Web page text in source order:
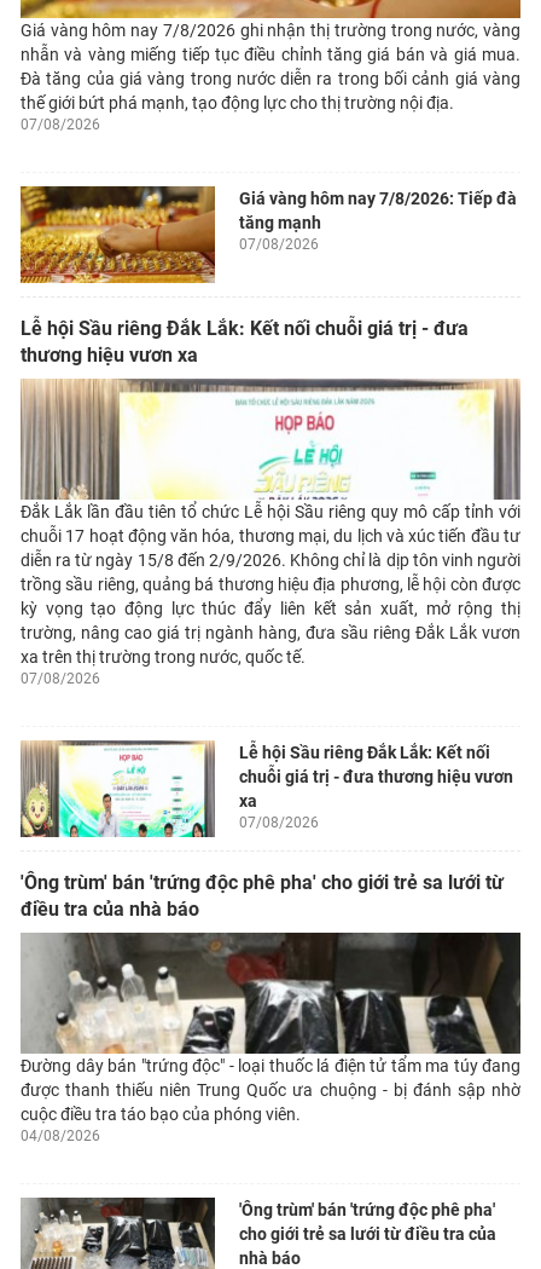
Giá vàng hôm nay 7/8/2026 ghi nhận thị trường trong nước, vàng
nhẫn và vàng miếng tiếp tục điều chỉnh tăng giá bán và giá mua.
Đà tăng của giá vàng trong nước diễn ra trong bối cảnh giá vàng
thế giới bứt phá mạnh, tạo động lực cho thị trường nội địa.
07/08/2026
Giá vàng hôm nay 7/8/2026: Tiếp đà
tăng mạnh
07/08/2026
Lễ hội Sầu riêng Đắk Lắk: Kết nối chuỗi giá trị - đưa
thương hiệu vươn xa
Đắk Lắk lần đầu tiên tổ chức Lễ hội Sầu riêng quy mô cấp tỉnh với
chuỗi 17 hoạt động văn hóa, thương mại, du lịch và xúc tiến đầu tư
diễn ra từ ngày 15/8 đến 2/9/2026. Không chỉ là dịp tôn vinh người
trồng sầu riêng, quảng bá thương hiệu địa phương, lễ hội còn được
kỳ vọng tạo động lực thúc đẩy liên kết sản xuất, mở rộng thị
trường, nâng cao giá trị ngành hàng, đưa sầu riêng Đắk Lắk vươn
xa trên thị trường trong nước, quốc tế.
07/08/2026
Lễ hội Sầu riêng Đắk Lắk: Kết nối
chuỗi giá trị - đưa thương hiệu vươn
xa
07/08/2026
'Ông trùm' bán 'trứng độc phê pha' cho giới trẻ sa lưới từ
điều tra của nhà báo
Đường dây bán "trứng độc" - loại thuốc lá điện tử tẩm ma túy đang
được thanh thiếu niên Trung Quốc ưa chuộng - bị đánh sập nhờ
cuộc điều tra táo bạo của phóng viên.
04/08/2026
'Ông trùm' bán 'trứng độc phê pha'
cho giới trẻ sa lưới từ điều tra của
nhà báo